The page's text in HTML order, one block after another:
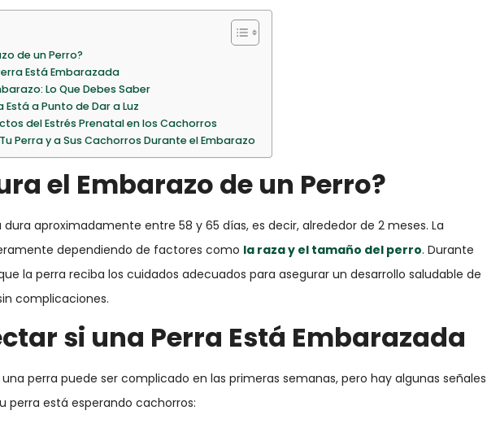
de un Perro?
Está Embarazada
Lo Que Debes Saber
Está a Punto de Dar a Luz
del Estrés Prenatal en los Cachorros
Perra y a Sus Cachorros Durante el Embarazo
el Embarazo de un Perro?
aproximadamente entre 58 y 65 días, es decir, alrededor de 2 meses. La
dependiendo de factores como la raza y el tamaño del perro. Durante
la perra reciba los cuidados adecuados para asegurar un desarrollo saludable de
complicaciones.
si una Perra Está Embarazada
perra puede ser complicado en las primeras semanas, pero hay algunas señales
perra está esperando cachorros: